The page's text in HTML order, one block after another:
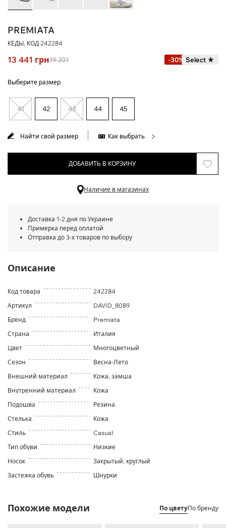
PREMIATA
КЕДЫ, КОД 242284
13 441 грн19 201 -30% Select ★
Выберите размер
41 42 43 44 45
Найти свой размер Как выбрать
ДОБАВИТЬ В КОРЗИНУ
Наличие в магазинах
Доставка 1-2 дня по Украине
Примерка перед оплатой
Отправка до 3-х товаров по выбору
Описание
Код товара
242284
Артикул
DAVID_8089
Бренд
Premiata
Страна
Италия
Цвет
Многоцветный
Сезон
Весна-Лето
Внешний материал
Кожа, замша
Внутренний материал
Кожа
Подошва
Резина
Стелька
Кожа
Стиль
Casual
Тип обуви
Низкие
Носок
Закрытый, круглый
Застежка обувь
Шнурки
Похожие модели По цветуПо бренду